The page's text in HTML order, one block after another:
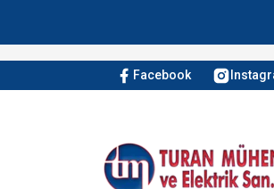
Facebook